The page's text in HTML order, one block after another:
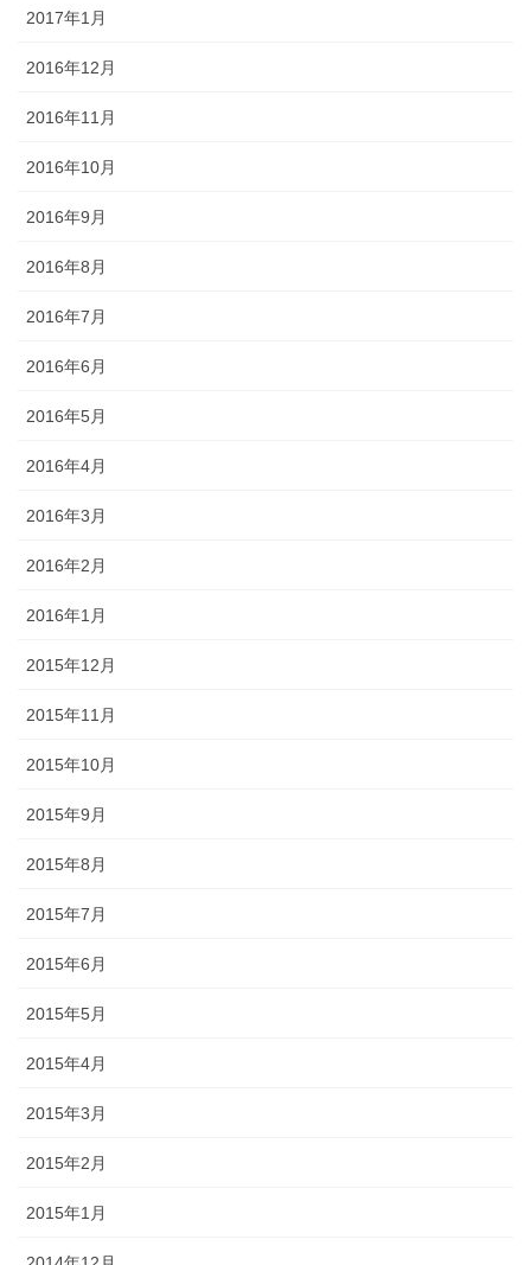
2017年1月
2016年12月
2016年11月
2016年10月
2016年9月
2016年8月
2016年7月
2016年6月
2016年5月
2016年4月
2016年3月
2016年2月
2016年1月
2015年12月
2015年11月
2015年10月
2015年9月
2015年8月
2015年7月
2015年6月
2015年5月
2015年4月
2015年3月
2015年2月
2015年1月